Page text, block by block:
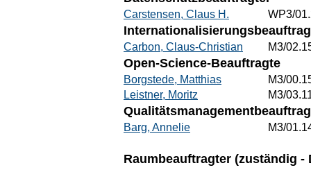
Carstensen, Claus H. WP3/
Carbon, Claus-Christian M3/
Open-Science-Beauftragte
Borgstede, Matthias
M3/
Leistner, Moritz
M3/
Barg, Annelie M3/
Raumbeauftragter (zuständig -